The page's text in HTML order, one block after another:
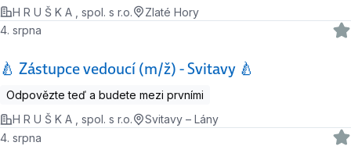
H R U Š K A , spol. s r.o.
Zlaté Hory
🍐 Zástupce vedoucí (m/ž) - Svitavy 🍐
4. srpna
Odpovězte teď a budete mezi prvními
H R U Š K A , spol. s r.o.
Svitavy – Lány
4. srpna